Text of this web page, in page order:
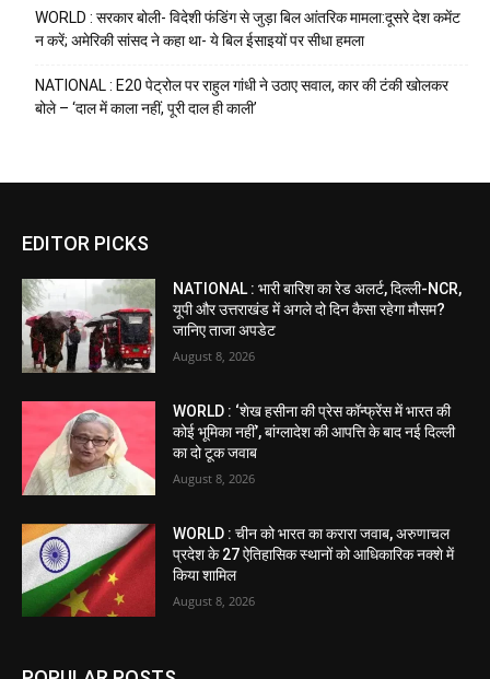
WORLD : सरकार बोली- विदेशी फंडिंग से जुड़ा बिल आंतरिक मामला:दूसरे देश कमेंट
न करें; अमेरिकी सांसद ने कहा था- ये बिल ईसाइयों पर सीधा हमला
NATIONAL : E20 पेट्रोल पर राहुल गांधी ने उठाए सवाल, कार की टंकी खोलकर
बोले – ‘दाल में काला नहीं, पूरी दाल ही काली’
EDITOR PICKS
NATIONAL : भारी बारिश का रेड अलर्ट, दिल्ली-NCR,
यूपी और उत्तराखंड में अगले दो दिन कैसा रहेगा मौसम?
जानिए ताजा अपडेट
August 8, 2026
WORLD : ‘शेख हसीना की प्रेस कॉन्फ्रेंस में भारत की
कोई भूमिका नहीं’, बांग्लादेश की आपत्ति के बाद नई दिल्ली
का दो टूक जवाब
August 8, 2026
WORLD : चीन को भारत का करारा जवाब, अरुणाचल
प्रदेश के 27 ऐतिहासिक स्थानों को आधिकारिक नक्शे में
किया शामिल
August 8, 2026